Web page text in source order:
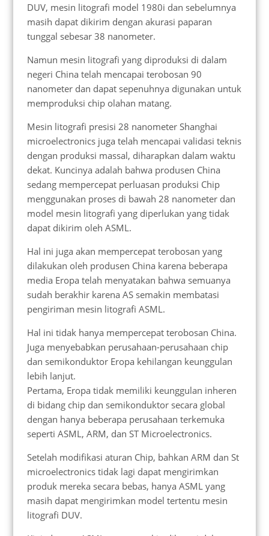
DUV, mesin litografi model 1980i dan sebelumnya
masih dapat dikirim dengan akurasi paparan
tunggal sebesar 38 nanometer.
Namun mesin litografi yang diproduksi di dalam
negeri China telah mencapai terobosan 90
nanometer dan dapat sepenuhnya digunakan untuk
memproduksi chip olahan matang.
Mesin litografi presisi 28 nanometer Shanghai
microelectronics juga telah mencapai validasi teknis
dengan produksi massal, diharapkan dalam waktu
dekat. Kuncinya adalah bahwa produsen China
sedang mempercepat perluasan produksi Chip
menggunakan proses di bawah 28 nanometer dan
model mesin litografi yang diperlukan yang tidak
dapat dikirim oleh ASML.
Hal ini juga akan mempercepat terobosan yang
dilakukan oleh produsen China karena beberapa
media Eropa telah menyatakan bahwa semuanya
sudah berakhir karena AS semakin membatasi
pengiriman mesin litografi ASML.
Hal ini tidak hanya mempercepat terobosan China.
Juga menyebabkan perusahaan-perusahaan chip
dan semikonduktor Eropa kehilangan keunggulan
lebih lanjut.
Pertama, Eropa tidak memiliki keunggulan inheren
di bidang chip dan semikonduktor secara global
dengan hanya beberapa perusahaan terkemuka
seperti ASML, ARM, dan ST Microelectronics.
Setelah modifikasi aturan Chip, bahkan ARM dan St
microelectronics tidak lagi dapat mengirimkan
produk mereka secara bebas, hanya ASML yang
masih dapat mengirimkan model tertentu mesin
litografi DUV.